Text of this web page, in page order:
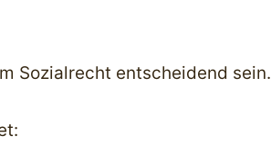
Sozialrecht entscheidend sein.